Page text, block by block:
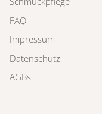
FAQ
Impressum
Datenschutz
AGBs